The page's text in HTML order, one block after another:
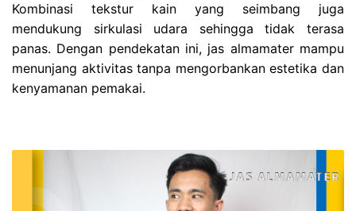
Kombinasi tekstur kain yang seimbang juga
mendukung sirkulasi udara sehingga tidak terasa
panas. Dengan pendekatan ini, jas almamater mampu
menunjang aktivitas tanpa mengorbankan estetika dan
kenyamanan pemakai.